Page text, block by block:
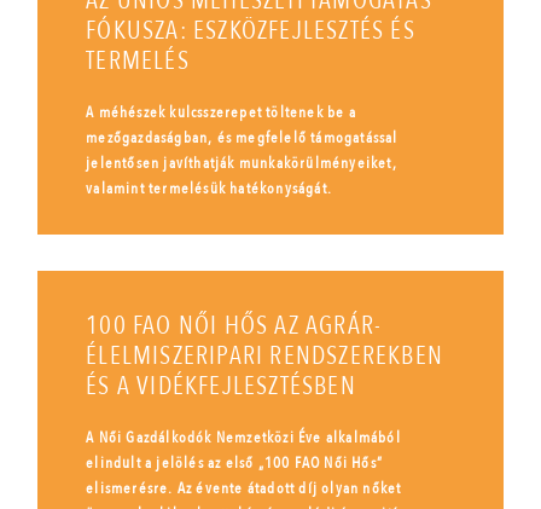
FÓKUSZA: ESZKÖZFEJLESZTÉS ÉS
TERMELÉS
A méhészek kulcsszerepet töltenek be a
mezőgazdaságban, és megfelelő támogatással
jelentősen javíthatják munkakörülményeiket,
valamint termelésük hatékonyságát.
100 FAO NŐI HŐS AZ AGRÁR-
ÉLELMISZERIPARI RENDSZEREKBEN
ÉS A VIDÉKFEJLESZTÉSBEN
A Női Gazdálkodók Nemzetközi Éve alkalmából
elindult a jelölés az első „100 FAO Női Hős”
elismerésre. Az évente átadott díj olyan nőket